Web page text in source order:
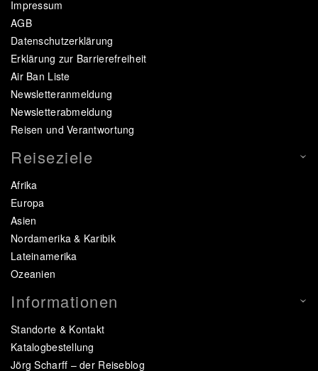
Impressum
AGB
Datenschutzerklärung
Erklärung zur Barrierefreiheit
Air Ban Liste
Newsletteranmeldung
Newsletterabmeldung
Reisen und Verantwortung
Reiseziele
Afrika
Europa
Asien
Nordamerika & Karibik
Lateinamerika
Ozeanien
Informationen
Standorte & Kontakt
Katalogbestellung
Jörg Scharff – der Reiseblog